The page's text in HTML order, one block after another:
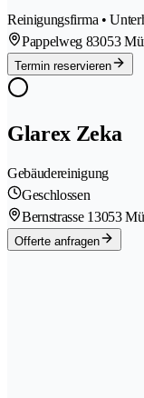
Reinigungsfirma •
Pappelweg 83053
Termin reservieren
Glarex Zeka
Gebäudereinigung
Geschlossen
Bernstrasse 13053
Offerte anfragen